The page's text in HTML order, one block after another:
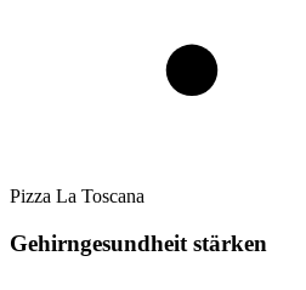
Pizza La Toscana
Gehirngesundheit stärken